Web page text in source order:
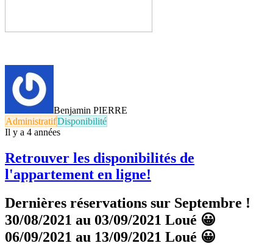
Benjamin PIERRE
AdministratifDisponibilité
Il y a 4 années
Retrouver les disponibilités de
l'appartement en ligne!
Dernières réservations sur Septembre !
30/08/2021 au 03/09/2021 Loué 😀
06/09/2021 au 13/09/2021 Loué 😀